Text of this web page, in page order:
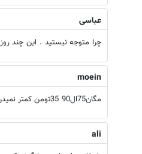
عباسی
چرا متوجه نیستید . این چند
moein
مگان75ال90 35تومن کمتر نمیدن
ali